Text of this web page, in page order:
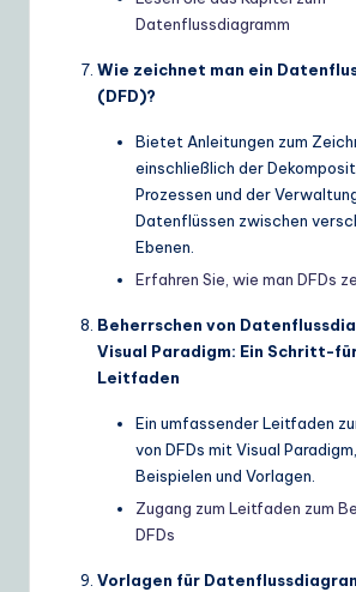
Datenflussdiagramm
Wie zeichnet man ein
(DFD)?
Bietet Anleitungen zum
einschließlich der
Prozessen und der
Datenflüssen zwischen
Ebenen.
Erfahren Sie, wie man DFDs
Beherrschen von
Visual Paradigm: Ein Schritt-
Leitfaden
Ein umfassender Leitfaden
von DFDs mit Visual
Beispielen und Vorlagen.
Zugang zum Leitfaden zum
DFDs
Vorlagen für